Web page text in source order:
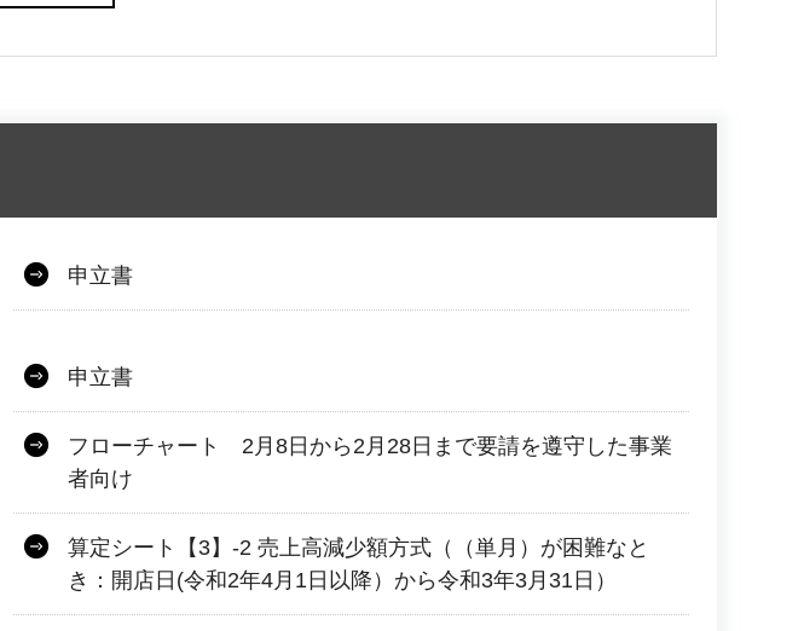
申立書
申立書
フローチャート 2月8日から2月28日まで要請を遵守した事業
者向け
算定シート【3】-2 売上高減少額方式（（単月）が困難なと
き：開店日(令和2年4月1日以降）から令和3年3月31日）